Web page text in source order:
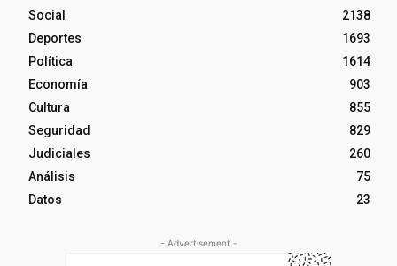
Social
2138
Deportes
1693
Política
1614
Economía
903
Cultura
855
Seguridad
829
Judiciales
260
Análisis
75
Datos
23
- Advertisement -